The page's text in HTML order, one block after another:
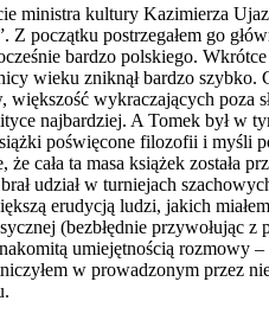
ministra kultury Kazimierza
początku postrzegałem go
bardzo polskiego.
wieku zniknął bardzo szybko.
wykraczających poza
najbardziej. A Tomek był w
poświęcone filozofii i myśli
cała ta masa książek została
udział w turniejach
erudycją ludzi, jakich
(bezbłędnie przywołując
umiejętnością rozmowy
w prowadzonym przez